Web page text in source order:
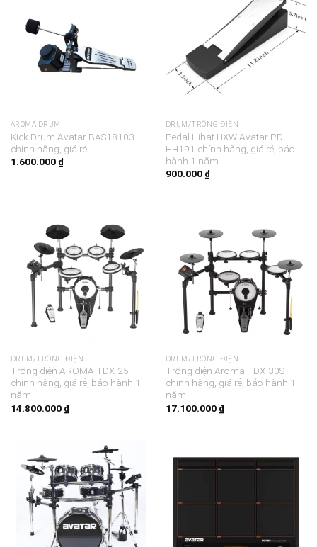
AROMA DRUM
Kick Drum Avatar BAS18103
chính hãng, giá rẻ
1.600.000 ₫
DRUM/TRỐNG ĐIỆN
Pedal Hihat HXW Avatar PDL-
HH191 chính hãng, giá rẻ, bảo
hành 1 năm
900.000 ₫
DRUM/TRỐNG ĐIỆN
Trống điện AROMA TDX-25 II
chính hãng, giá rẻ, bảo hành 1
năm
14.800.000 ₫
DRUM/TRỐNG ĐIỆN
Trống điện Aroma TDX-30S
chính hãng, giá rẻ, bảo hành 1
năm
17.100.000 ₫